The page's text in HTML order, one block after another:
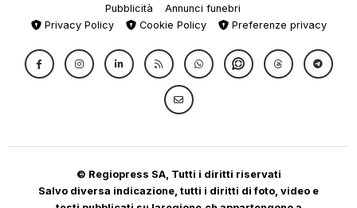
Pubblicità
Annunci funebri
Privacy Policy
Cookie Policy Preferenze privacy
© Regiopress SA, Tutti i diritti riservati
Salvo diversa indicazione, tutti i diritti di foto, video e